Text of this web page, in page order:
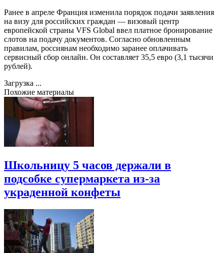
Ранее в апреле Франция изменила порядок подачи заявления
на визу для российских граждан — визовый центр
европейской страны VFS Global ввел платное бронирование
слотов на подачу документов. Согласно обновленным
правилам, россиянам необходимо заранее оплачивать
сервисный сбор онлайн. Он составляет 35,5 евро (3,1 тысячи
рублей).
Загрузка ...
Похожие материалы
Школьницу 5 часов держали в
подсобке супермаркета из-за
украденной конфеты